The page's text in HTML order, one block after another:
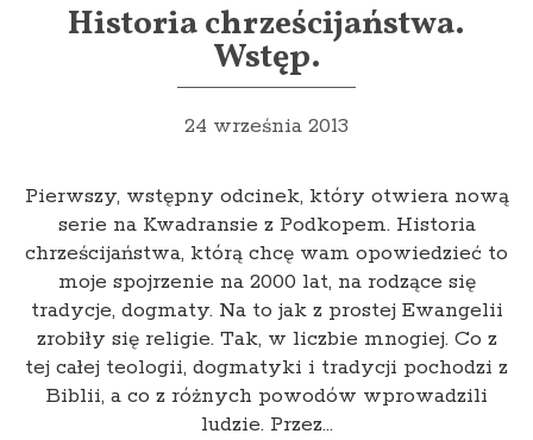
Historia chrześcijaństwa.
Wstęp.
24 września 2013
Pierwszy, wstępny odcinek, który otwiera nową
serie na Kwadransie z Podkopem. Historia
chrześcijaństwa, którą chcę wam opowiedzieć to
moje spojrzenie na 2000 lat, na rodzące się
tradycje, dogmaty. Na to jak z prostej Ewangelii
zrobiły się religie. Tak, w liczbie mnogiej. Co z
tej całej teologii, dogmatyki i tradycji pochodzi z
Biblii, a co z różnych powodów wprowadzili
ludzie. Przez…